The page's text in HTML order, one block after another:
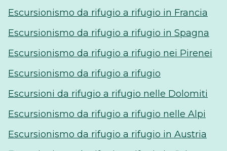
Escursionismo da rifugio a rifugio in Francia
Escursionismo da rifugio a rifugio in Spagna
Escursionismo da rifugio a rifugio nei Pirenei
Escursionismo da rifugio a rifugio
Escursioni da rifugio a rifugio nelle Dolomiti
Escursionismo da rifugio a rifugio nelle Alpi
Escursionismo da rifugio a rifugio in Austria